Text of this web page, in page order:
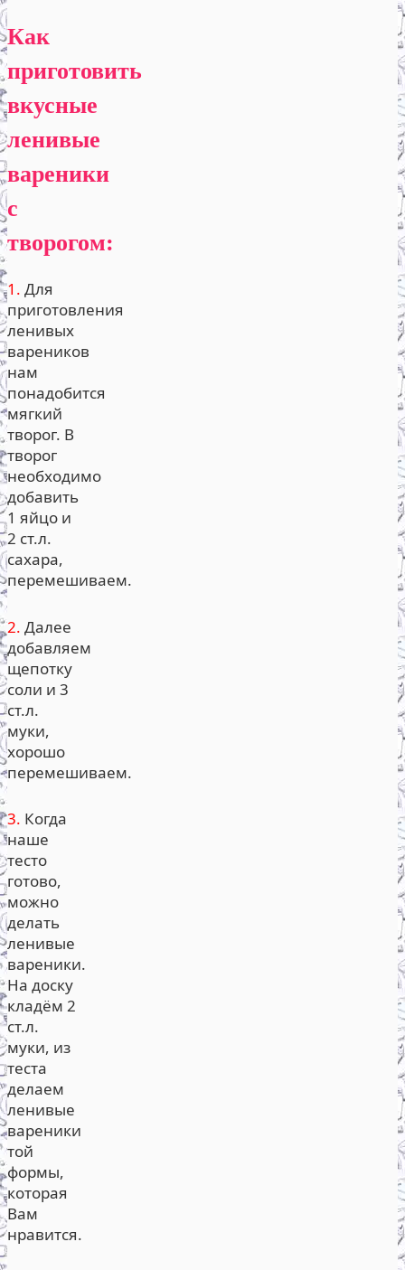
Как
приготовить
вкусные
ленивые
вареники
с
творогом:
1. Для
приготовления
ленивых
вареников
нам
понадобится
мягкий
творог. В
творог
необходимо
добавить
1 яйцо и
2 ст.л.
сахара,
перемешиваем.
2. Далее
добавляем
щепотку
соли и 3
ст.л.
муки,
хорошо
перемешиваем.
3. Когда
наше
тесто
готово,
можно
делать
ленивые
вареники.
На доску
кладём 2
ст.л.
муки, из
теста
делаем
ленивые
вареники
той
формы,
которая
Вам
нравится.